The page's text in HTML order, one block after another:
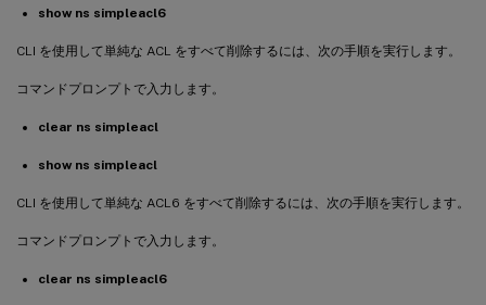
show ns simpleacl6
CLI を使用して単純な ACL をすべて削除するには、次の手順を実行します。
コマンドプロンプトで入力します。
clear ns simpleacl
show ns simpleacl
CLI を使用して単純な ACL6 をすべて削除するには、次の手順を実行します。
コマンドプロンプトで入力します。
clear ns simpleacl6